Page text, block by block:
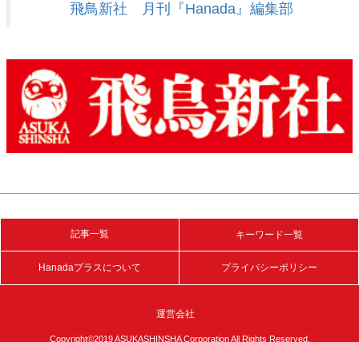
飛鳥新社 月刊『Hanada』編集部
記事一覧 キーワード一覧
Hanadaプラスについて プライバシーポリシー
運営会社
Copyright©2019 ASUKASHINSHA Corporation All Rights Reserved.